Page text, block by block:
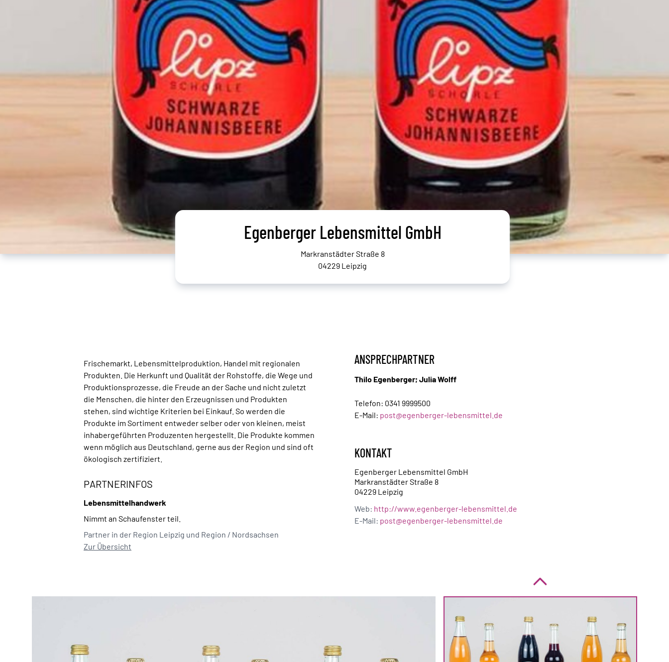
Egenberger Lebensmittel GmbH
Markranstädter Straße 8
04229 Leipzig
Frischemarkt, Lebensmittelproduktion, Handel mit regionalen
Produkten. Die Herkunft und Qualität der Rohstoffe, die Wege und
Produktionsprozesse, die Freude an der Sache und nicht zuletzt
die Menschen, die hinter den Erzeugnissen und Produkten
stehen, sind wichtige Kriterien bei Einkauf. So werden die
Produkte im Sortiment entweder selber oder von kleinen, meist
inhabergeführten Produzenten hergestellt. Die Produkte kommen
wenn möglich aus Deutschland, gerne aus der Region und sind oft
ökologisch zertifiziert.
PARTNERINFOS
Lebensmittelhandwerk
Nimmt an Schaufenster teil.
Partner in der Region Leipzig und Region / Nordsachsen
Zur Übersicht
ANSPRECHPARTNER
Thilo Egenberger; Julia Wolff
Telefon: 0341 9999500
E-Mail: post@egenberger-lebensmittel.de
KONTAKT
Egenberger Lebensmittel GmbH
Markranstädter Straße 8
04229 Leipzig
Web: http://www.egenberger-lebensmittel.de
E-Mail: post@egenberger-lebensmittel.de